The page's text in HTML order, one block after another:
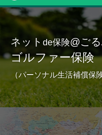
ネットde保険@ご
ゴルファー保険
（パーソナル生活補償保険